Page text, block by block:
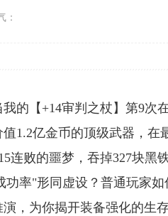
：
我的【+14审判之杖】第9
1.2亿金币的顶级武器，在
连败的噩梦，吞掉327块黑
功率"形同虚设？普通玩家
，为你揭开装备强化的生